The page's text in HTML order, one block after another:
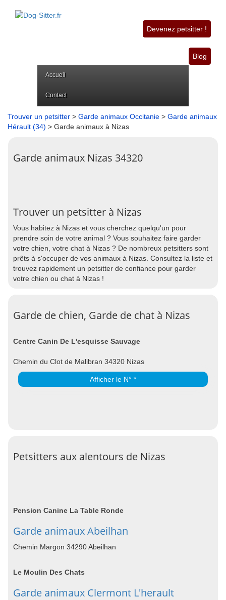
Devenez petsitter !
Blog
Accueil
Contact
Trouver un petsitter > Garde animaux Occitanie > Garde animaux
Hérault (34) > Garde animaux à Nizas
Garde animaux Nizas 34320
Trouver un petsitter à Nizas
Vous habitez à Nizas et vous cherchez quelqu'un pour
prendre soin de votre animal ? Vous souhaitez faire garder
votre chien, votre chat à Nizas ? De nombreux petsitters sont
prêts à s'occuper de vos animaux à Nizas. Consultez la liste et
trouvez rapidement un petsitter de confiance pour garder
votre chien ou chat à Nizas !
Garde de chien, Garde de chat à Nizas
Centre Canin De L'esquisse Sauvage
Chemin du Clot de Malibran 34320 Nizas
Afficher le N° *
Petsitters aux alentours de Nizas
Pension Canine La Table Ronde
Garde animaux Abeilhan
Chemin Margon 34290 Abeilhan
Le Moulin Des Chats
Garde animaux Clermont L'herault